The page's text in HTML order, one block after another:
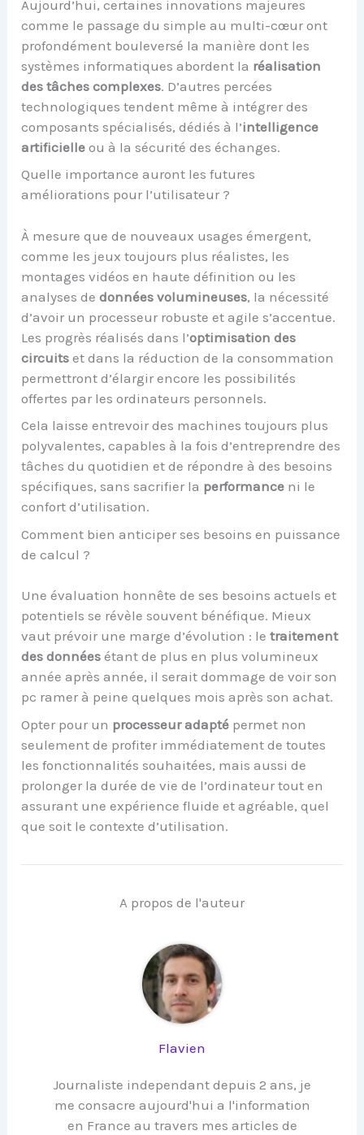
Aujourd’hui, certaines innovations majeures
comme le passage du simple au multi-cœur ont
profondément bouleversé la manière dont les
systèmes informatiques abordent la réalisation
des tâches complexes. D’autres percées
technologiques tendent même à intégrer des
composants spécialisés, dédiés à l’intelligence
artificielle ou à la sécurité des échanges.
Quelle importance auront les futures
améliorations pour l’utilisateur ?
À mesure que de nouveaux usages émergent,
comme les jeux toujours plus réalistes, les
montages vidéos en haute définition ou les
analyses dedonnées volumineuses, la nécessité
d’avoir un processeur robuste et agile s’accentue.
Les progrès réalisés dans l’optimisation des
circuits et dans la réduction de la consommation
permettront d’élargir encore les possibilités
offertes par les ordinateurs personnels.
Cela laisse entrevoir des machines toujours plus
polyvalentes, capables à la fois d’entreprendre des
tâches du quotidien et de répondre à des besoins
spécifiques, sans sacrifier la performance ni le
confort d’utilisation.
Comment bien anticiper ses besoins en puissance
de calcul ?
Une évaluation honnête de ses besoins actuels et
potentiels se révèle souvent bénéfique. Mieux
vaut prévoir une marge d’évolution : letraitement
des données étant de plus en plus volumineux
année après année, il serait dommage de voir son
pc ramer à peine quelques mois après son achat.
Opter pour un processeur adapté permet non
seulement de profiter immédiatement de toutes
les fonctionnalités souhaitées, mais aussi de
prolonger la durée de vie de l’ordinateur tout en
assurant une expérience fluide et agréable, quel
que soit le contexte d’utilisation.
A propos de l'auteur
Flavien
Journaliste independant depuis 2 ans, je
me consacre aujourd'hui a l'information
en France au travers mes articles de